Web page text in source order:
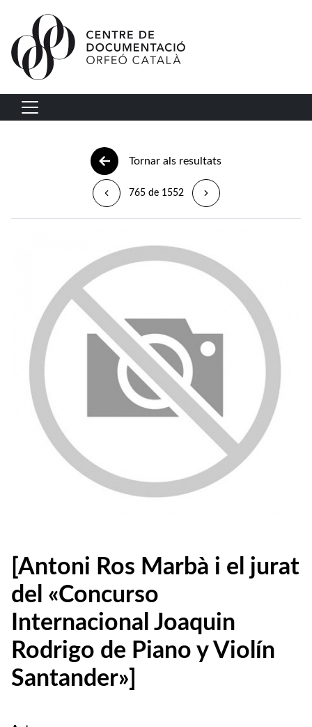
Vés al contingut
Navegació principal
Tornar als resultats
765 de 1552
[Antoni Ros Marbà i el jurat
del «Concurso
Internacional Joaquin
Rodrigo de Piano y Violín
Santander»]